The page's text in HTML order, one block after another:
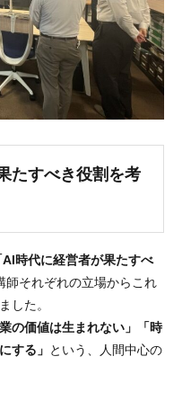
たすべき役割を考
AI時代に経営者が果たすべ
師それぞれの立場からこれ
した。
の価値は生まれない」「時
する」 という、人間中心の